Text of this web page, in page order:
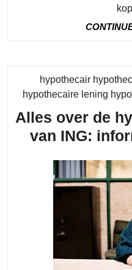
hypothecair
hypothecaire lening
Alles over de
van ING: